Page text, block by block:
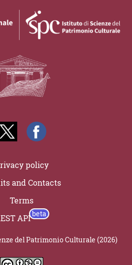
policy
and Contacts
Terms
API
del Patrimonio Culturale (2026)